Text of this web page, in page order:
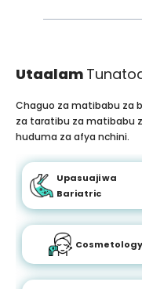
Utaalam
Chaguo za matibabu za
za taratibu za matibabu
huduma za afya nchini.
Upasuaji wa
Bariatric
Cosmetology